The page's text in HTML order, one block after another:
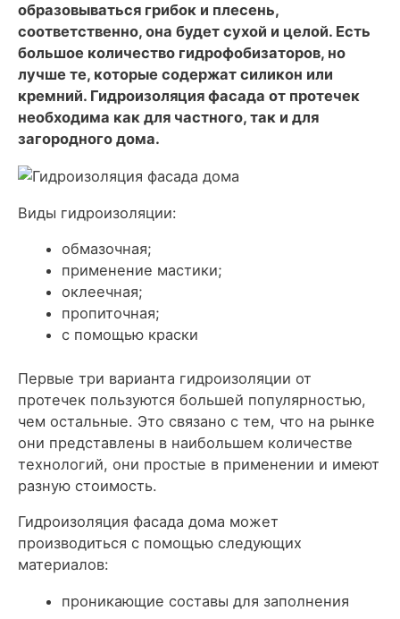
образовываться грибок и плесень,
соответственно, она будет сухой и целой. Есть
большое количество гидрофобизаторов, но
лучше те, которые содержат силикон или
кремний. Гидроизоляция фасада от протечек
необходима как для частного, так и для
загородного дома.
Виды гидроизоляции:
обмазочная;
применение мастики;
оклеечная;
пропиточная;
с помощью краски
Первые три варианта гидроизоляции от
протечек пользуются большей популярностью,
чем остальные. Это связано с тем, что на рынке
они представлены в наибольшем количестве
технологий, они простые в применении и имеют
разную стоимость.
Гидроизоляция фасада дома может
производиться с помощью следующих
материалов:
проникающие составы для заполнения